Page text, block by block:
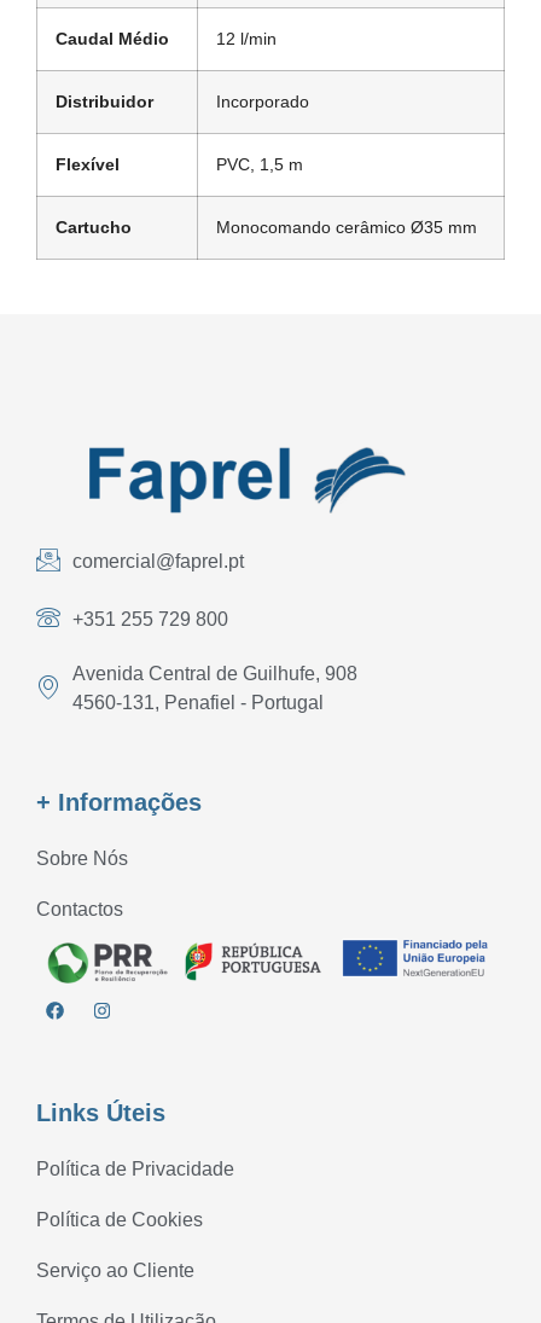
Caudal Médio 12 l/min
Distribuidor Incorporado
Flexível PVC, 1,5 m
Cartucho Monocomando cerâmico Ø35 mm
comercial@faprel.pt
+351 255 729 800
Avenida Central de Guilhufe, 908
4560-131, Penafiel - Portugal
+ Informações
Sobre Nós
Contactos
Links Úteis
Política de Privacidade
Política de Cookies
Serviço ao Cliente